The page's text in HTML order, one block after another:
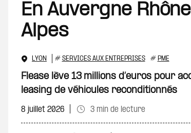
En Auvergne
Alpes
LYON # SERVICES AUX ENTREPRISES # PME
Flease lève 13 millions d’euros pour
leasing de véhicules reconditionnés
8 juillet 2026 3 min de lecture